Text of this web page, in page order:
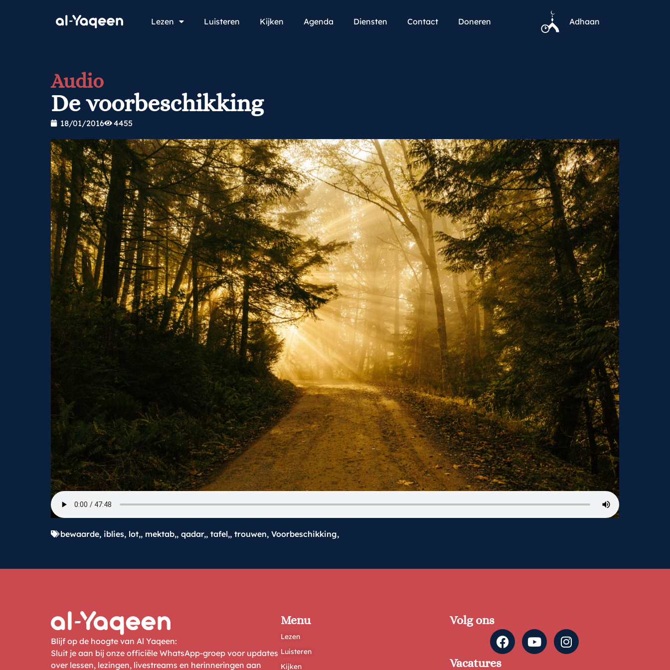
Lezen Luisteren Kijken Agenda Diensten Contact Doneren Adhaan
Audio
De voorbeschikking
18/01/2016 4455
bewaarde, iblies, lot,, mektab,, qadar,, tafel,, trouwen, Voorbeschikking,
Blijf op de hoogte van Al Yaqeen:
Sluit je aan bij onze officiële WhatsApp-groep voor updates
over lessen, lezingen, livestreams en herinneringen aan
Menu
Lezen
Luisteren
Kijken
Volg ons
Vacatures